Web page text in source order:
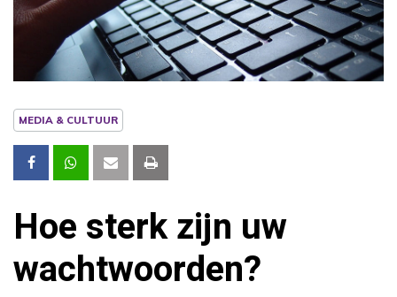
MEDIA & CULTUUR
Hoe sterk zijn uw
wachtwoorden?